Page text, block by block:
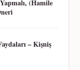
(Hamile
– Kişniş